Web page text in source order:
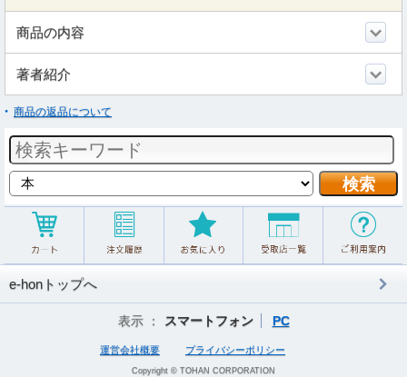
商品の内容
著者紹介
商品の返品について
e-honトップへ
表示 ： スマートフォン PC
運営会社概要 プライバシーポリシー
Copyright © TOHAN CORPORATION